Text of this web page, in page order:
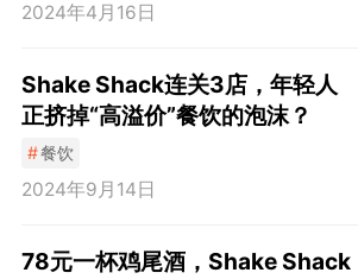
2024年4月16日
Shake Shack连关3店，年轻人
正挤掉“高溢价”餐饮的泡沫？
#餐饮
2024年9月14日
78元一杯鸡尾酒，Shake Shack